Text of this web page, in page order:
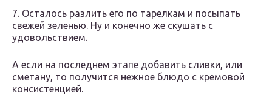
7. Осталось разлить его по тарелкам и посыпать
свежей зеленью. Ну и конечно же скушать с
удовольствием.
А если на последнем этапе добавить сливки, или
сметану, то получится нежное блюдо с кремовой
консистенцией.